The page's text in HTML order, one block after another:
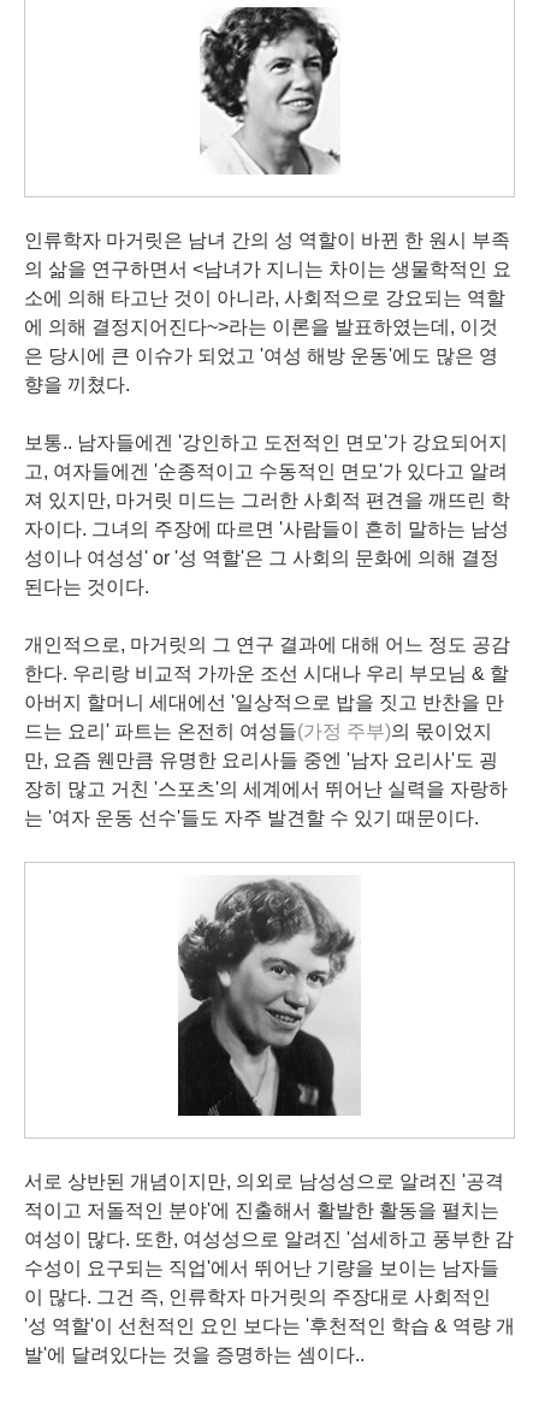
인류학자 마거릿은 남녀 간의 성 역할이 바뀐 한 원시 부족
의 삶을 연구하면서 <남녀가 지니는 차이는 생물학적인 요
소에 의해 타고난 것이 아니라, 사회적으로 강요되는 역할
에 의해 결정지어진다~>라는 이론을 발표하였는데, 이것
은 당시에 큰 이슈가 되었고 '여성 해방 운동'에도 많은 영
향을 끼쳤다.
보통.. 남자들에겐 '강인하고 도전적인 면모'가 강요되어지
고, 여자들에겐 '순종적이고 수동적인 면모'가 있다고 알려
져 있지만, 마거릿 미드는 그러한 사회적 편견을 깨뜨린 학
자이다. 그녀의 주장에 따르면 '사람들이 흔히 말하는 남성
성이나 여성성' or '성 역할'은 그 사회의 문화에 의해 결정
된다는 것이다.
개인적으로, 마거릿의 그 연구 결과에 대해 어느 정도 공감
한다. 우리랑 비교적 가까운 조선 시대나 우리 부모님 & 할
아버지 할머니 세대에선 '일상적으로 밥을 짓고 반찬을 만
드는 요리' 파트는 온전히 여성들(가정 주부)의 몫이었지
만, 요즘 웬만큼 유명한 요리사들 중엔 '남자 요리사'도 굉
장히 많고 거친 '스포츠'의 세계에서 뛰어난 실력을 자랑하
는 '여자 운동 선수'들도 자주 발견할 수 있기 때문이다.
서로 상반된 개념이지만, 의외로 남성성으로 알려진 '공격
적이고 저돌적인 분야'에 진출해서 활발한 활동을 펼치는
여성이 많다. 또한, 여성성으로 알려진 '섬세하고 풍부한 감
수성이 요구되는 직업'에서 뛰어난 기량을 보이는 남자들
이 많다. 그건 즉, 인류학자 마거릿의 주장대로 사회적인
'성 역할'이 선천적인 요인 보다는 '후천적인 학습 & 역량 개
발'에 달려있다는 것을 증명하는 셈이다..